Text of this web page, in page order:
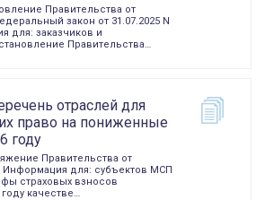
Правительства от
закон от 31.07.2025 N
для: заказчиков и
Правительства…
отраслей для
право на пониженные
году
Правительства от
Информация для: субъектов МСП
страховых взносов
качестве…